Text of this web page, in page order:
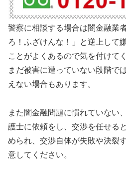
警察に相談する場合は闇金融業
ろ！ふざけんな！」と逆上して
ことがよくあるので気を付けて
まだ被害に遭っていない段階で
えない場合もあります。
また闇金融問題に慣れていない
護士に依頼をし、交渉を任せる
められ、交渉自体が失敗や決裂
意してください。